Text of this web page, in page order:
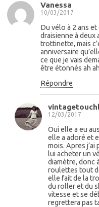
Vanessa
10/03/2017
Du vélo à 2 ans et
draisienne à deux
trottinette, mais
anniversaire
ce que je vais
être étonnés ah
Répondre
12/03/2017
Oui elle a eu
elle a adoré et
mois. Apres
lui acheter un
diamètre, donc
roulettes tout
elle fait de la
du roller et du
vitesse et se
regrettera pas